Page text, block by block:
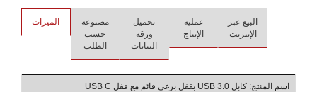
الميزات
مصنوعة
حسب
الطلب
تحميل
ورقة
البيانات
عملية
الإنتاج
البيع عبر
الإنترنت
اسم المنتج: كابل USB 3.0 بقفل برغي قائم مع قفل USB C